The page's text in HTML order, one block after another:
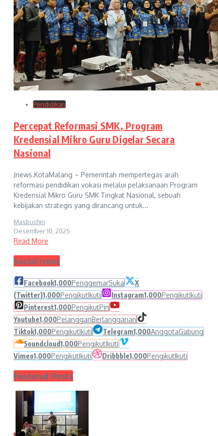
Pendidikan
Percepat Reformasi SMK, Program
Kredensial Mikro Guru Digelar Secara
Nasional
Jnews.KotaMalang – Pemerintah mempertegas arah
reformasi pendidikan vokasi melalui pelaksanaan Program
Kredensial Mikro Guru SMK Tingkat Nasional, sebuah
kebijakan strategis yang dirancang untuk...
Masbuchin
Desember 10, 2025
Read More
Social Icons
Facebook1,000PenggemarSuka
X
(Twitter)1,000PengikutIkuti Instagram1,000PengikutIkuti
Pinterest1,000PengikutPin
Youtube1,000PelangganBerlangganan
Tiktok1,000PengikutIkuti Telegram1,000AnggotaGabung
Soundcloud1,000PengikutIkuti
Vimeo1,000PengikutIkuti Dribbble1,000PengikutIkuti
Featured Posts